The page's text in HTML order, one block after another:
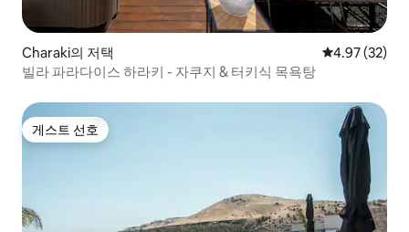
Charaki의 저택 평점 4.97점(5
4.97 (32)
빌라 파라다이스 하라키 - 자쿠지 & 터키식 목욕탕
게스트 선호
게스트 선호